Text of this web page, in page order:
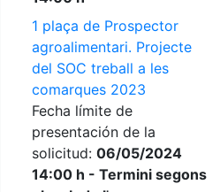
1 plaça de Prospector
agroalimentari. Projecte
del SOC treball a les
comarques 2023
Fecha límite de
presentación de la
solicitud: 06/05/2024
14:00 h - Termini segons